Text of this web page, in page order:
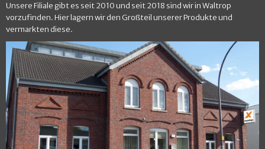
Unsere Filiale gibt es seit 2010 und seit 2018 sind wir in Waltrop
vorzufinden. Hier lagern wir den Großteil unserer Produkte und
vermarkten diese.